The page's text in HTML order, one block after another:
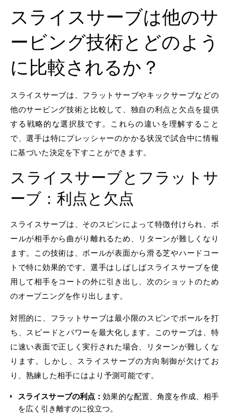
スライスサーブは他のサ
ービング技術とどのよう
に比較されるか？
スライスサーブは、フラットサーブやキックサーブなどの
他のサービング技術と比較して、独自の利点と欠点を提供
する戦略的な選択肢です。これらの違いを理解すること
で、選手は特にプレッシャーのかかる状況で試合中に情報
に基づいた決定を下すことができます。
スライスサーブとフラットサ
ーブ：利点と欠点
スライスサーブは、そのスピンによって特徴付けられ、ボ
ールが相手から曲がり離れるため、リターンが難しくなり
ます。この技術は、ボールが表面から滑る芝やハードコー
トで特に効果的です。選手はしばしばスライスサーブを使
用して相手をコートの外に引き出し、次のショットのため
のオープニングを作り出します。
対照的に、フラットサーブは最小限のスピンでボールを打
ち、スピードとパワーを最大化します。このサーブは、特
に速い表面で正しく実行された場合、リターンが難しくな
ります。しかし、スライスサーブの方向制御が欠けてお
り、熟練した相手にはより予測可能です。
スライスサーブの利点：効果的な配置、角度を作成、相手
を広く引き離すのに役立つ。